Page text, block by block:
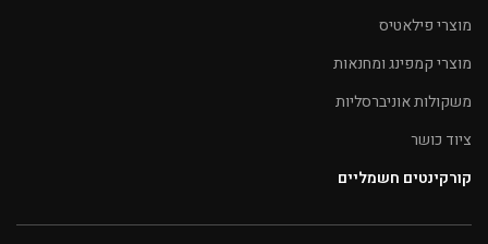
מוצרי פילאטיס
מוצרי קמפינג ומחנאות
משקולות אוניברסליות
ציוד כושר
קורקינטים חשמליים